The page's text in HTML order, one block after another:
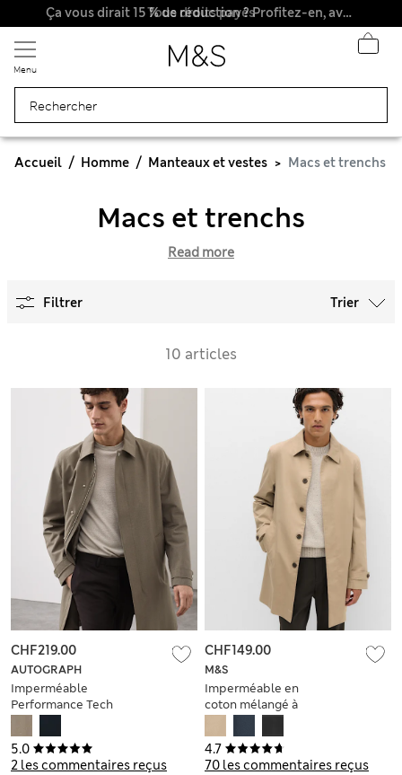
Ça vous dirait 15 % de réduction ? Profitez-en, avec davantage de récompenses exclusives en vous inscrivant à Sparks
Tous droits payés
Menu
Accueil Homme Manteaux et vestes Macs et trenchs
Macs et trenchs
Read more
Filtrer Trier
10 articles
5.0
2 les commentaires reçus
AUTOGRAPH
Imperméable
Performance Tech
CHF219.00
4.7
70 les commentaires reçus
M&S
Imperméable en
coton mélangé à
CHF149.00